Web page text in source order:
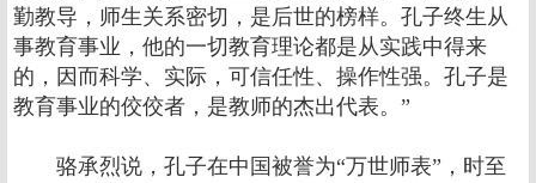
勤教导，师生关系密切，是后世的榜样。孔子终生从
事教育事业，他的一切教育理论都是从实践中得来
的，因而科学、实际，可信任性、操作性强。孔子是
教育事业的佼佼者，是教师的杰出代表。”
骆承烈说，孔子在中国被誉为“万世师表”，时至